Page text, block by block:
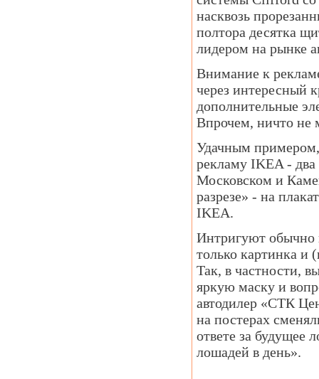
насквозь
полтора десятка
лидером на рынке
Внимание к
через интересный
дополнительные
Впрочем, ничто не
Удачным
рекламу IKEA - два
Московском и
разрезе» - на
IKEA.
Интригуют обычно
только картинка и
Так, в частности,
яркую маску и
автодилер «СТК
на постерах
ответе за будущее
лошадей в день».